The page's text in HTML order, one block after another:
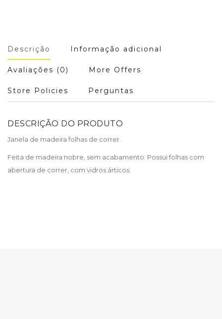
Descrição Informação adicional
Avaliações (0) More Offers
Store Policies Perguntas
DESCRIÇÃO DO PRODUTO
Janela de madeira folhas de correr.
Feita de madeira nobre, sem acabamento. Possui folhas com
abertura de correr, com vidros árticos.